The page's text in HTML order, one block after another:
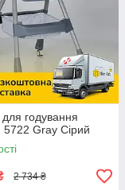
для годування
5722 Gray Сірий
2 734 ₴